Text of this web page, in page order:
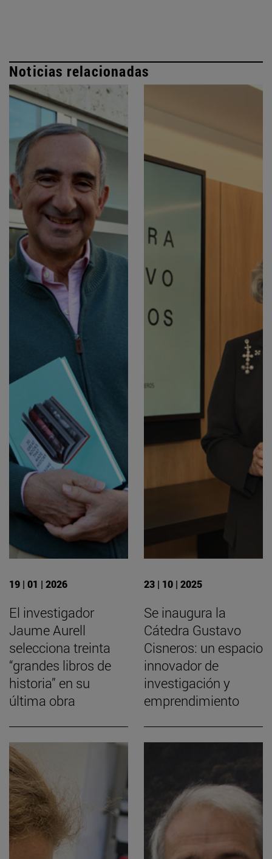
Noticias relacionadas
19 | 01 | 2026
El investigador
Jaume Aurell
selecciona treinta
“grandes libros de
historia” en su
última obra
23 | 10 | 2025
Se inaugura la
Cátedra Gustavo
Cisneros: un espacio
innovador de
investigación y
emprendimiento